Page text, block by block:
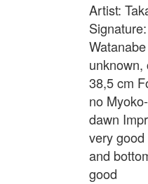
Artist:
unknown,
38,5 cm
no
dawn
very
and
good